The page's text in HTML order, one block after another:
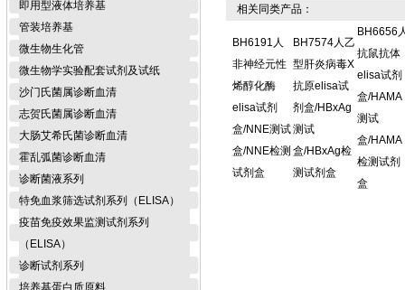
即用型液体培养基
管装培养基
微生物生化管
微生物学实验配套试剂及试纸
沙门氏菌属诊断血清
志贺氏菌属诊断血清
大肠艾希氏菌诊断血清
霍乱弧菌诊断血清
诊断菌液系列
特免血浆筛选试剂系列（ELISA）
疫苗免疫效果监测试剂系列
（ELISA）
诊断试剂系列
培养基蛋白质原料
相关同类产品：
BH6191人
非神经元性
烯醇化酶
elisa试剂
盒/NNE测试
盒/NNE检测
试剂盒
BH7574人乙
型肝炎病毒X
抗原elisa试
剂盒/HBxAg
测试
盒/HBxAg检
测试剂盒
BH6656
抗鼠抗体
elisa试剂
盒/HAMA
测试
盒/HAMA
检测试剂
盒